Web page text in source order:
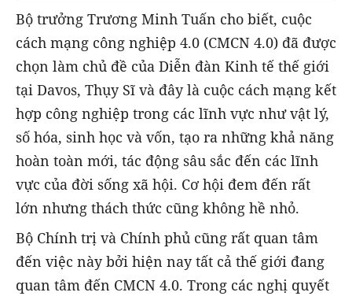
Bộ trưởng Trương Minh Tuấn cho biết, cuộc
cách mạng công nghiệp 4.0 (CMCN 4.0) đã được
chọn làm chủ đề của Diễn đàn Kinh tế thế giới
tại Davos, Thụy Sĩ và đây là cuộc cách mạng kết
hợp công nghiệp trong các lĩnh vực như vật lý,
số hóa, sinh học và vốn, tạo ra những khả năng
hoàn toàn mới, tác động sâu sắc đến các lĩnh
vực của đời sống xã hội. Cơ hội đem đến rất
lớn nhưng thách thức cũng không hề nhỏ.
Bộ Chính trị và Chính phủ cũng rất quan tâm
đến việc này bởi hiện nay tất cả thế giới đang
quan tâm đến CMCN 4.0. Trong các nghị quyết